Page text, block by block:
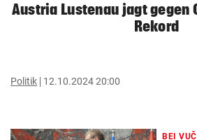
Austria Lustenau jagt gegen
Rekord
Politik 12.10.2024 20:00
BEI